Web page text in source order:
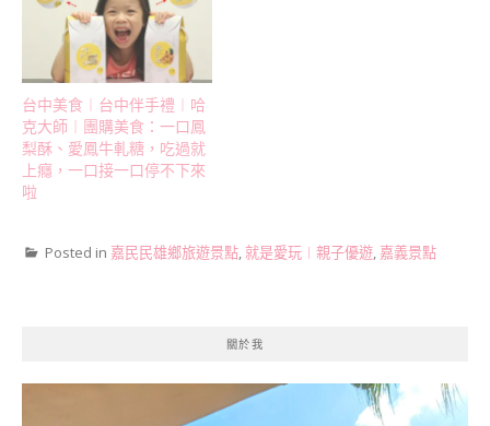
台中美食︱台中伴手禮︱哈
克大師︱團購美食：一口鳳
梨酥、愛鳳牛軋糖，吃過就
上癮，一口接一口停不下來
啦
Posted in 嘉民民雄鄉旅遊景點,就是愛玩︱親子優遊, 嘉義景點
關於我